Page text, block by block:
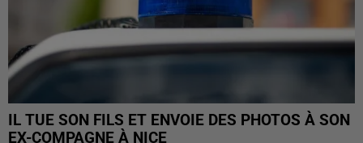
IL TUE SON FILS ET ENVOIE DES PHOTOS À SON
EX-COMPAGNE À NICE